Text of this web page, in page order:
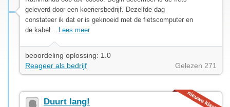
geleverd door een koeriersbedrijf. Dezelfde dag
constateer ik dat er is geknoeid met de fietscomputer en
de kabel... Lees meer
beoordeling oplossing: 1.0
Reageer als bedrijf
Gelezen 271
Duurt lang!